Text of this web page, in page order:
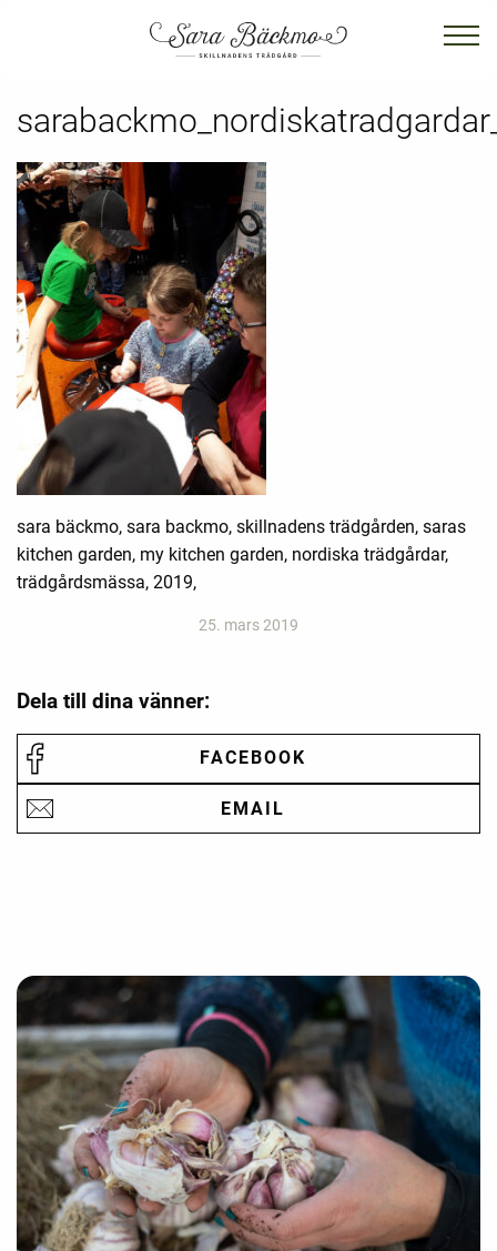
sara bäckmo, sara backmo, skillnadens trädgården, saras
kitchen garden, my kitchen garden, nordiska trädgårdar,
trädgårdsmässa, 2019,
25. mars 2019
Dela till dina vänner:
FACEBOOK
EMAIL